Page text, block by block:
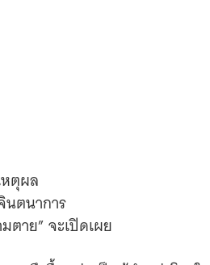
ตุผล
นตนาการ
ตาย” จะเปิดเผย